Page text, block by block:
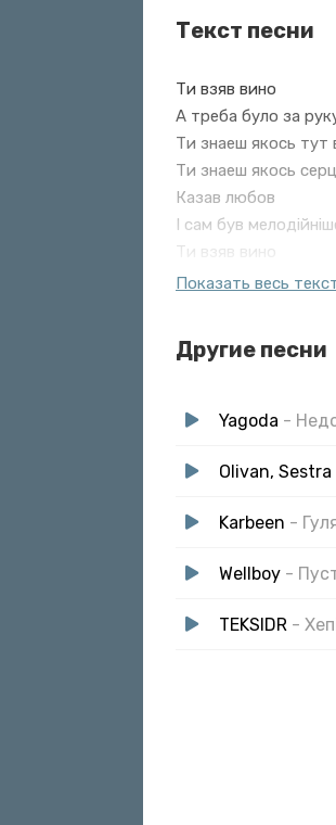
Текст песни
Ти взяв вино
А треба було за
Ти знаеш якось тут
Ти знаеш якось
Казав любов
І сам був
Ти взяв вино
А треба було за руку
Казав любов
Показать весь
Другие песни
Yagoda -
Olivan, Sestra
Karbeen -
Wellboy -
TEKSIDR -